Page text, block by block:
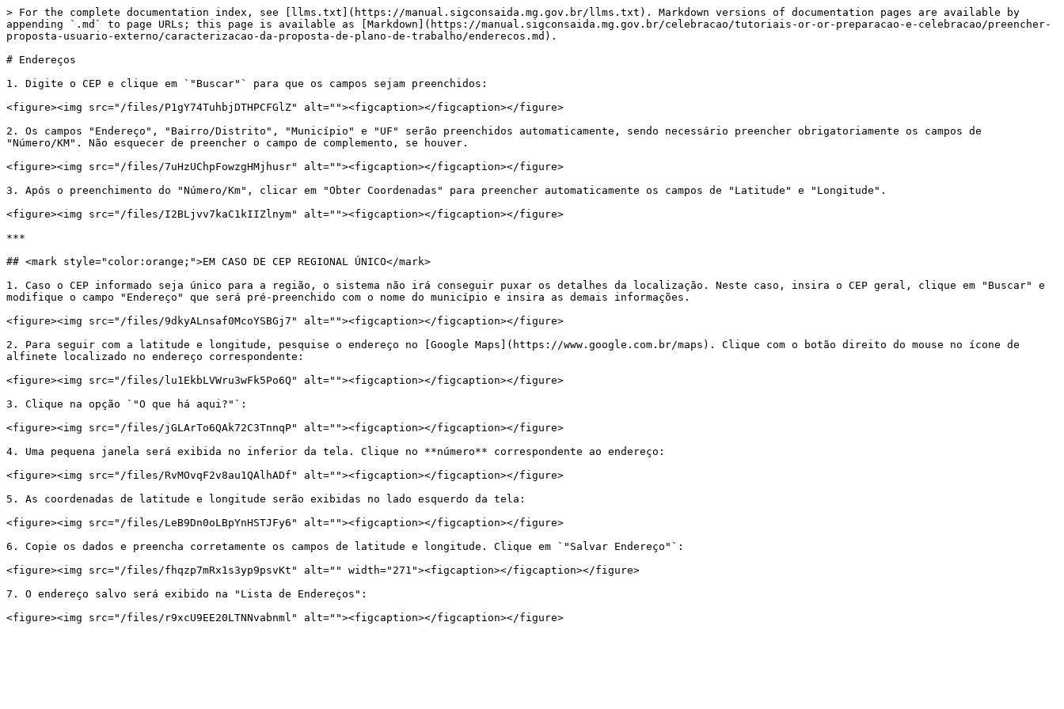
> For the complete documentation index, see [llms.txt](https://manual.sigconsaida.mg.gov.br/llms.txt). Markdown versions of documentation pages are available by
appending `.md` to page URLs; this page is available as [Markdown](https://manual.sigconsaida.mg.gov.br/celebracao/tutoriais-or-or-preparacao-e-celebracao/preencher-
proposta-usuario-externo/caracterizacao-da-proposta-de-plano-de-trabalho/enderecos.md).
# Endereços
1. Digite o CEP e clique em `"Buscar"` para que os campos sejam preenchidos:
<figure><img src="/files/P1gY74TuhbjDTHPCFGlZ" alt=""><figcaption></figcaption></figure>
2. Os campos "Endereço", "Bairro/Distrito", "Município" e "UF" serão preenchidos automaticamente, sendo necessário preencher obrigatoriamente os campos de
"Número/KM". Não esquecer de preencher o campo de complemento, se houver.
<figure><img src="/files/7uHzUChpFowzgHMjhusr" alt=""><figcaption></figcaption></figure>
3. Após o preenchimento do "Número/Km", clicar em "Obter Coordenadas" para preencher automaticamente os campos de "Latitude" e "Longitude".
<figure><img src="/files/I2BLjvv7kaC1kIIZlnym" alt=""><figcaption></figcaption></figure>
***
## <mark style="color:orange;">EM CASO DE CEP REGIONAL ÚNICO</mark>
1. Caso o CEP informado seja único para a região, o sistema não irá conseguir puxar os detalhes da localização. Neste caso, insira o CEP geral, clique em "Buscar" e
modifique o campo "Endereço" que será pré-preenchido com o nome do município e insira as demais informações.
<figure><img src="/files/9dkyALnsaf0McoYSBGj7" alt=""><figcaption></figcaption></figure>
2. Para seguir com a latitude e longitude, pesquise o endereço no [Google Maps](https://www.google.com.br/maps). Clique com o botão direito do mouse no ícone de
alfinete localizado no endereço correspondente:
<figure><img src="/files/lu1EkbLVWru3wFk5Po6Q" alt=""><figcaption></figcaption></figure>
3. Clique na opção `"O que há aqui?"`:
<figure><img src="/files/jGLArTo6QAk72C3TnnqP" alt=""><figcaption></figcaption></figure>
4. Uma pequena janela será exibida no inferior da tela. Clique no **número** correspondente ao endereço:
<figure><img src="/files/RvMOvqF2v8au1QAlhADf" alt=""><figcaption></figcaption></figure>
5. As coordenadas de latitude e longitude serão exibidas no lado esquerdo da tela:
<figure><img src="/files/LeB9Dn0oLBpYnHSTJFy6" alt=""><figcaption></figcaption></figure>
6. Copie os dados e preencha corretamente os campos de latitude e longitude. Clique em `"Salvar Endereço"`:
<figure><img src="/files/fhqzp7mRx1s3yp9psvKt" alt="" width="271"><figcaption></figcaption></figure>
7. O endereço salvo será exibido na "Lista de Endereços":